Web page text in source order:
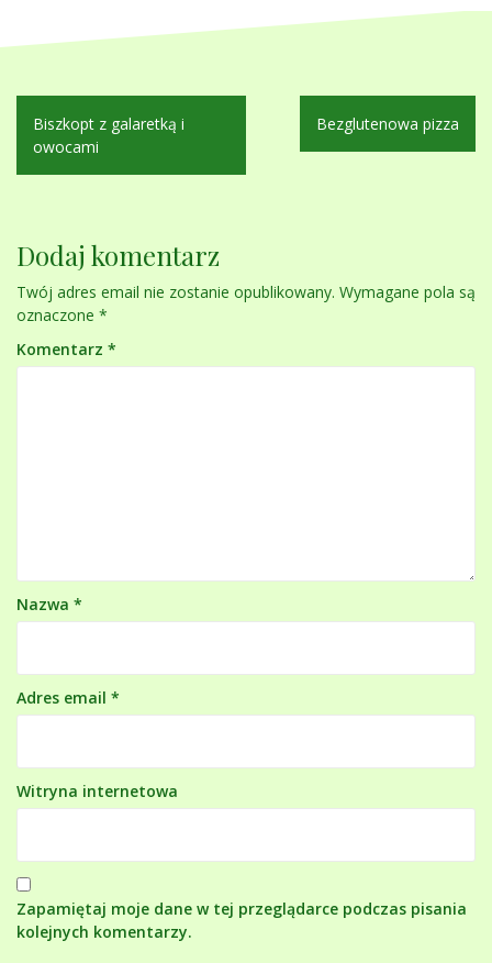
Nawigacja
wpisu
Biszkopt z galaretką i
owocami
Bezglutenowa pizza
Dodaj komentarz
Twój adres email nie zostanie opublikowany. Wymagane pola są
oznaczone *
Komentarz *
Nazwa *
Adres email *
Witryna internetowa
Zapamiętaj moje dane w tej przeglądarce podczas pisania
kolejnych komentarzy.